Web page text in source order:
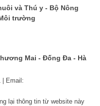
và Thú y - Bộ Nông
trường
Mai - Đống Đa - Hà
| Email:
lại thông tin từ website này